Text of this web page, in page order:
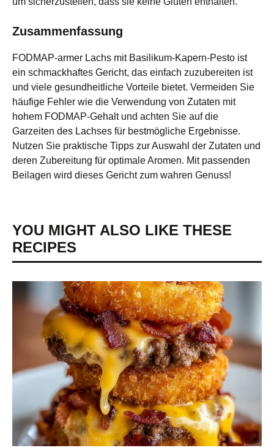
Zusammenfassung
FODMAP-armer Lachs mit Basilikum-Kapern-Pesto ist
ein schmackhaftes Gericht, das einfach zuzubereiten ist
und viele gesundheitliche Vorteile bietet. Vermeiden Sie
häufige Fehler wie die Verwendung von Zutaten mit
hohem FODMAP-Gehalt und achten Sie auf die
Garzeiten des Lachses für bestmögliche Ergebnisse.
Nutzen Sie praktische Tipps zur Auswahl der Zutaten und
deren Zubereitung für optimale Aromen. Mit passenden
Beilagen wird dieses Gericht zum wahren Genuss!
YOU MIGHT ALSO LIKE THESE
RECIPES